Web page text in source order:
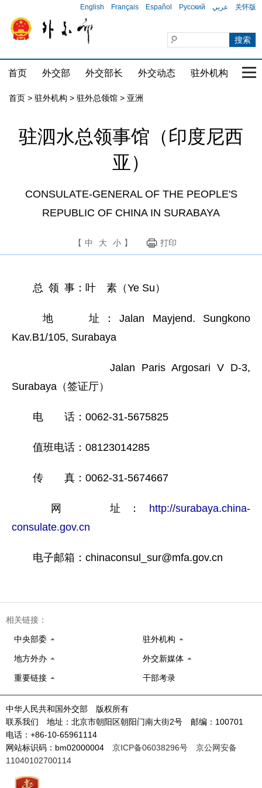
English Français Español Русский عربي 关怀版
首页 外交部 外交部长 外交动态 驻外机构 国
首页 > 驻外机构 > 驻外总领馆 > 亚洲
驻泗水总领事馆（印度尼西
亚）
CONSULATE-GENERAL OF THE PEOPLE'S
REPUBLIC OF CHINA IN SURABAYA
【 中 大 小 】 打印
总 领 事：叶 素（Ye Su）
地 址：Jalan Mayjend. Sungkono
Kav.B1/105, Surabaya
Jalan Paris Argosari V D-3,
Surabaya（签证厅）
电 话：0062-31-5675825
值班电话：08123014285
传 真：0062-31-5674667
网 址： http://surabaya.china-
consulate.gov.cn
电子邮箱：chinaconsul_sur@mfa.gov.cn
相关链接：
中央部委 驻外机构
地方外办 外交新媒体
重要链接 干部考录
中华人民共和国外交部 版权所有
联系我们 地址：北京市朝阳区朝阳门南大街2号 邮编：100701
电话：+86-10-65961114
网站标识码：bm02000004 京ICP备06038296号
京公网安备
11040102700114